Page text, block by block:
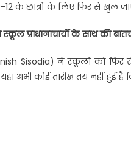
12 के छात्रों के लिए फिर से खुल
प्राधानाचार्यों के साथ की
Sisodia) ने स्कूलों को
यहां अभी कोई तारीख तय नहीं